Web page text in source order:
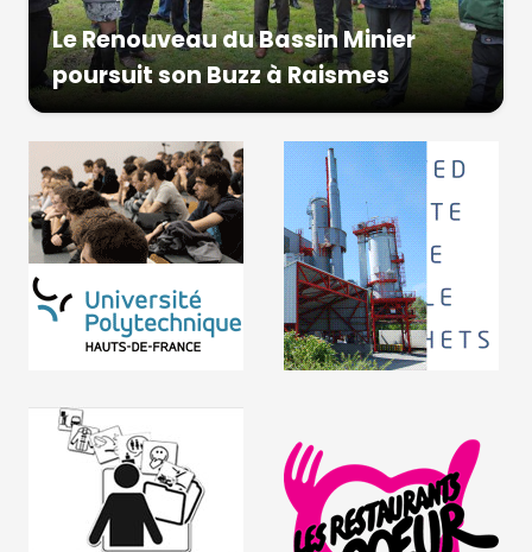
Le Renouveau du Bassin Minier
poursuit son Buzz à Raismes